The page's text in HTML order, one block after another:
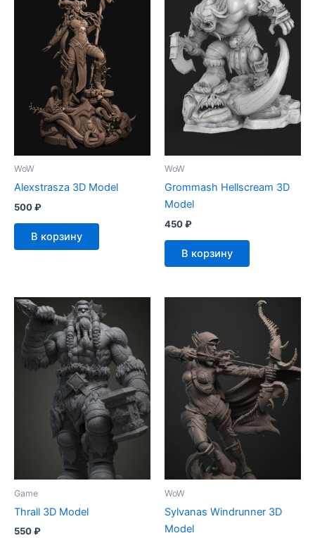
WoW
Alexstrasza 3D Model
500₽
В корзину
WoW
Grommash Hellscream 3D
Model
450₽
В корзину
Game
Thrall 3D Model
550₽
WoW
Sylvanas Windrunner 3D
Model